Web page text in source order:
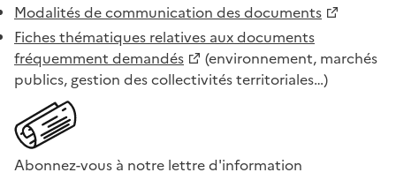
Modalités de communication des documents
Fiches thématiques relatives aux documents
fréquemment demandés
(environnement, marchés
publics, gestion des collectivités territoriales…)
Abonnez-vous à notre lettre d'information